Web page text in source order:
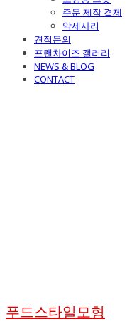
주문 제작 결제
악세사리
견적문의
프랜차이즈 갤러리
NEWS & BLOG
CONTACT
푸드스타일모형